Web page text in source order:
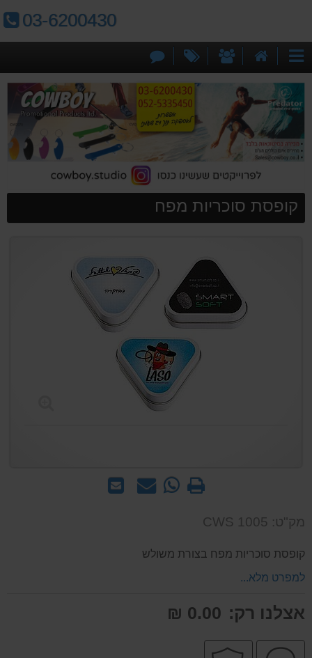
טלפון:
03-6200430
קטגוריות
הבית
אודותינומבצעים
קשר
קופסת סוכריות מפח
שלח
שאל WhatsApp
המוצר
מק"ט: CWS 1005
קופסת סוכריות מפח בצורת משולש
למפרט מלא...
אצלנו רק: 0.00 ₪
שירות